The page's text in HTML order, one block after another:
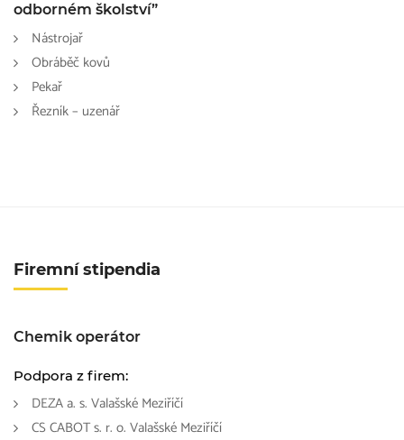
odborném školství”
Nástrojař
Obráběč kovů
Pekař
Řezník – uzenář
Firemní stipendia
Chemik operátor
Podpora z firem:
DEZA a. s. Valašské Meziříčí
CS CABOT s. r. o. Valašské Meziříčí